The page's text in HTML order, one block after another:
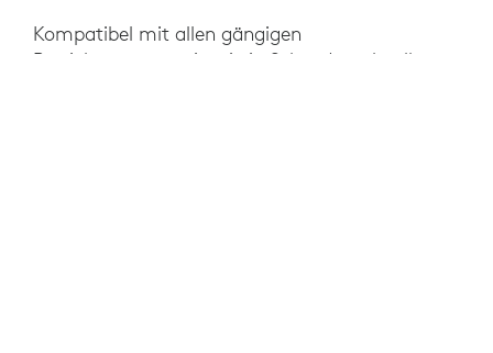
Kompatibel mit allen gängigen
Betriebssystemen ist sie in Sekundenschnelle